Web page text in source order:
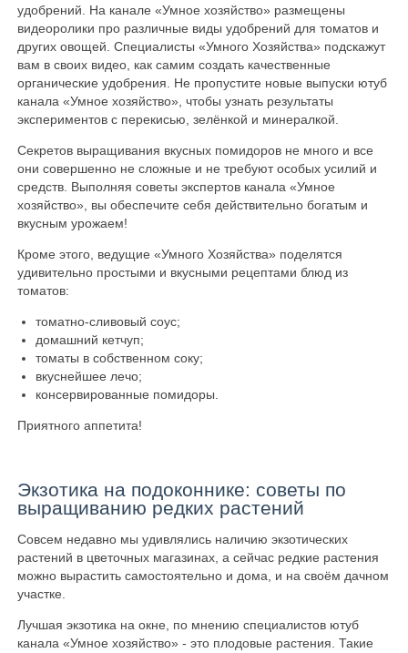
удобрений. На канале «Умное хозяйство» размещены
видеоролики про различные виды удобрений для томатов и
других овощей. Специалисты «Умного Хозяйства» подскажут
вам в своих видео, как самим создать качественные
органические удобрения. Не пропустите новые выпуски ютуб
канала «Умное хозяйство», чтобы узнать результаты
экспериментов с перекисью, зелёнкой и минералкой.
Секретов выращивания вкусных помидоров не много и все
они совершенно не сложные и не требуют особых усилий и
средств. Выполняя советы экспертов канала «Умное
хозяйство», вы обеспечите себя действительно богатым и
вкусным урожаем!
Кроме этого, ведущие «Умного Хозяйства» поделятся
удивительно простыми и вкусными рецептами блюд из
томатов:
томатно-сливовый соус;
домашний кетчуп;
томаты в собственном соку;
вкуснейшее лечо;
консервированные помидоры.
Приятного аппетита!
Экзотика на подоконнике: советы по
выращиванию редких растений
Совсем недавно мы удивлялись наличию экзотических
растений в цветочных магазинах, а сейчас редкие растения
можно вырастить самостоятельно и дома, и на своём дачном
участке.
Лучшая экзотика на окне, по мнению специалистов ютуб
канала «Умное хозяйство» - это плодовые растения. Такие